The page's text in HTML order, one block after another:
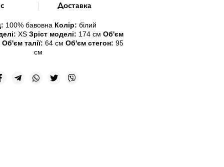
Доставка
100% бавовна Колір: білий
XS Зріст моделі: 174 см Об'єм
Об'єм талії: 64 см Об'єм стегон: 95
см